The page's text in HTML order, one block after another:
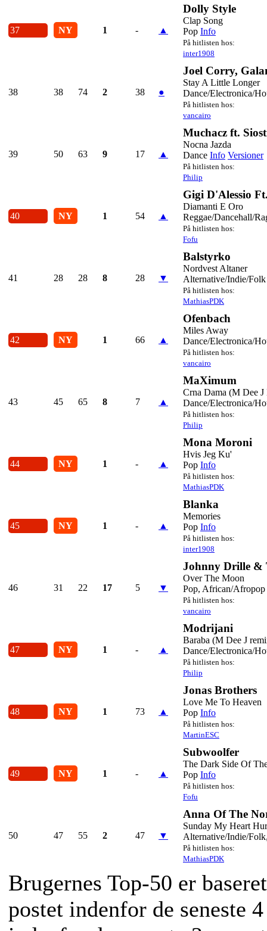
37 NY 1 - ▲
Dolly Style
Clap Song
Pop Info
På hitlisten hos:
inter1908
38 38 74 2 38 ●
Joel Corry,
Stay A Little Longer
Dance/Electronica/
På hitlisten hos:
vancairo
39 50 63 9 17 ▲
Muchacz ft.
Nocna Jazda
Dance Info Versioner
På hitlisten hos:
Philip
40 NY 1 54 ▲
Gigi D'Alessio
Diamanti E Oro
Reggae/Dancehall/
På hitlisten hos:
Fofu
41 28 28 8 28 ▼
Balstyrko
Nordvest Altaner
Alternative/Indie/Folk
På hitlisten hos:
MathiasPDK
42 NY 1 66 ▲
Ofenbach
Miles Away
Dance/Electronica/
På hitlisten hos:
vancairo
43 45 65 8 7 ▲
MaXimum
Crna Dama (M Dee
Dance/Electronica/
På hitlisten hos:
Philip
44 NY 1 - ▲
Mona Moroni
Hvis Jeg Ku'
Pop Info
På hitlisten hos:
MathiasPDK
45 NY 1 - ▲
Blanka
Memories
Pop Info
På hitlisten hos:
inter1908
46 31 22 17 5 ▼
Johnny Drille &
Over The Moon
Pop, African/Afropop
På hitlisten hos:
vancairo
47 NY 1 - ▲
Modrijani
Baraba (M Dee J
Dance/Electronica/
På hitlisten hos:
Philip
48 NY 1 73 ▲
Jonas Brothers
Love Me To Heaven
Pop Info
På hitlisten hos:
MartinESC
49 NY 1 - ▲
Subwoolfer
The Dark Side Of
Pop Info
På hitlisten hos:
Fofu
50 47 55 2 47 ▼
Anna Of The
Sunday My Heart
Alternative/Indie/
På hitlisten hos:
MathiasPDK
Brugernes Top-50 er
postet indenfor de seneste